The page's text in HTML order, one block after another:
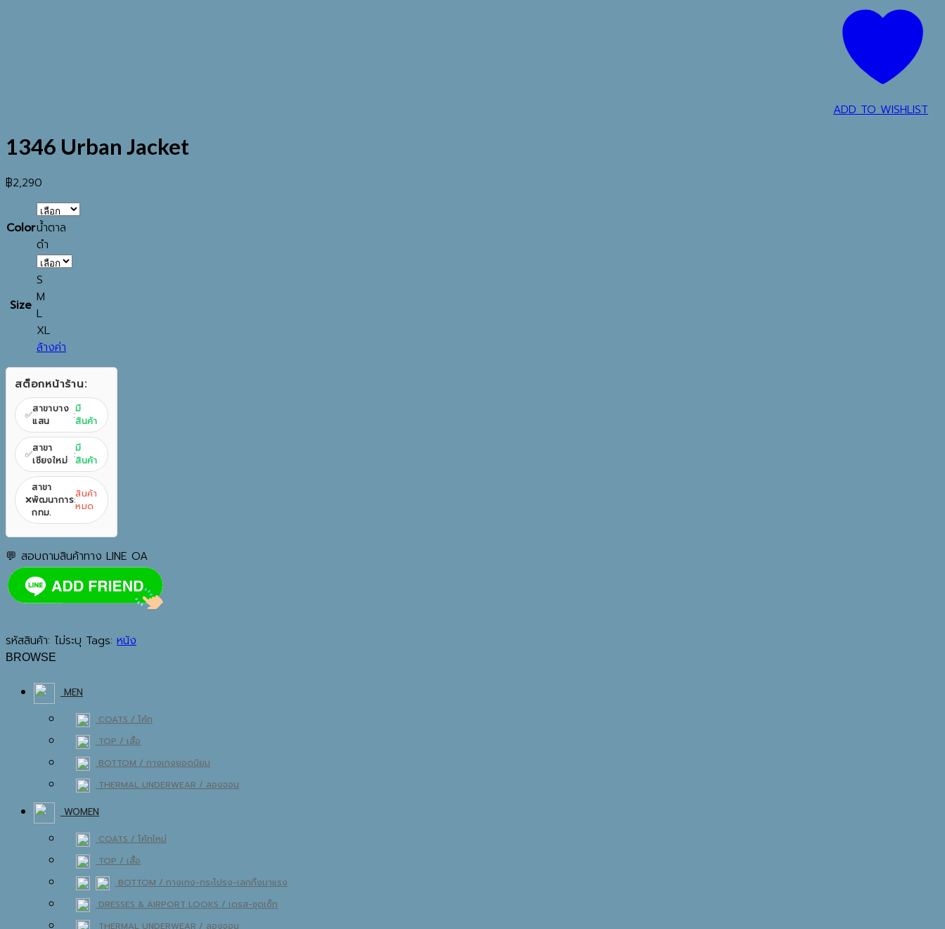
ADD TO WISHLIST
1346 Urban Jacket
฿2,290
Colorน้ำตาล
ดำ
Size
S
M
L
XL
ล้างค่า
สต็อกหน้าร้าน:
✅สาขาบาง
แสน
:มี
สินค้า
✅สาขา
เชียงใหม่ :มี
สินค้า
❌
สาขา
พัฒนาการ
กทม.
:สินค้า
หมด
💬 สอบถามสินค้าทาง LINE OA
รหัสสินค้า: ไม่ระบุ Tags: หนัง
BROWSE
MEN
COATS / โค้ท
TOP / เสื้อ
BOTTOM / กางเกง
THERMAL UNDERWEAR / ลองจอน
WOMEN
COATS / โค้ท
TOP / เสื้อ
BOTTOM / กางเกง-กระโปรง-เลกกิ้ง
DRESSES & AIRPORT LOOKS / เดรส-ชุดเซ็ท
THERMAL UNDERWEAR / ลองจอน